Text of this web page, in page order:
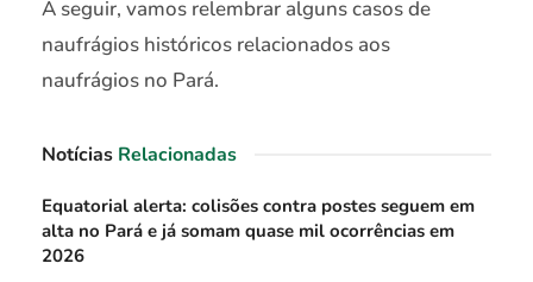
A seguir, vamos relembrar alguns casos de
naufrágios históricos relacionados aos
naufrágios no Pará.
Notícias Relacionadas
Equatorial alerta: colisões contra postes seguem em
alta no Pará e já somam quase mil ocorrências em
2026